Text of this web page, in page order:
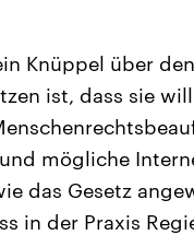
Knüppel über
ist, dass sie
mögliche
das Gesetz
in der Praxis